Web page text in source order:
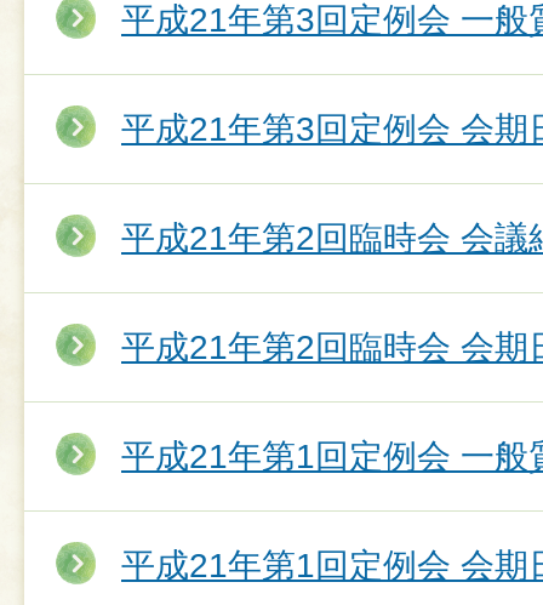
平成21年第3回定例会 一般
平成21年第3回定例会 会期
平成21年第2回臨時会 会議
平成21年第2回臨時会 会期
平成21年第1回定例会 一般
平成21年第1回定例会 会期